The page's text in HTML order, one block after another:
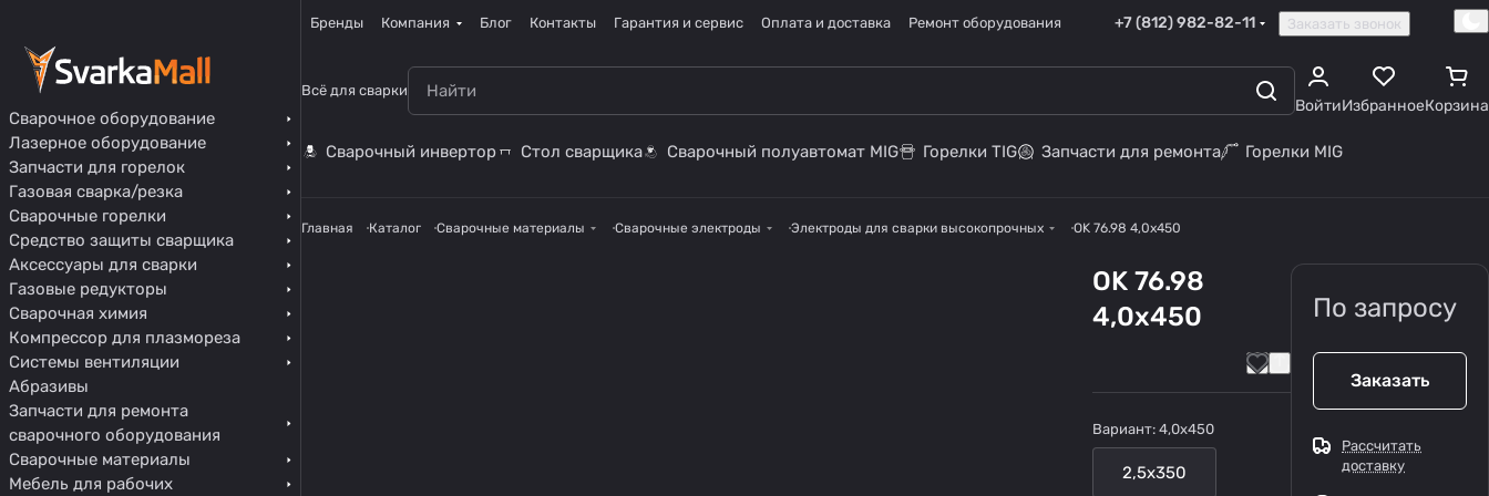
Бренды Компания Блог Контакты Гарантия и сервис Оплата и доставка Ремонт оборудования +7 (812) 982-82-11 Заказать звонок
Всё для сварки
ВойтиИзбранноеКорзина
Сварочный инвертор Стол сварщика Сварочный полуавтомат MIG Горелки TIG Запчасти для ремонта Горелки MIG
Главная Каталог Сварочные материалы Сварочные электроды Электроды для сварки высокопрочных OK 76.98 4,0x450
OK 76.98
4,0x450
Вариант: 4,0x450
2,5x350
По запросу
Заказать
Рассчитать
доставку
Сварочное оборудование
Лазерное оборудование
Запчасти для горелок
Газовая сварка/резка
Сварочные горелки
Средство защиты сварщика
Аксессуары для сварки
Газовые редукторы
Сварочная химия
Компрессор для плазмореза
Системы вентиляции
Абразивы
Запчасти для ремонта
сварочного оборудования
Сварочные материалы
Мебель для рабочих